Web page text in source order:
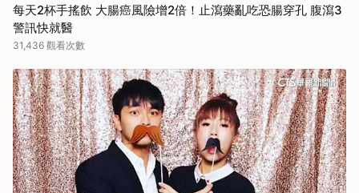
每天2杯手搖飲 大腸癌風險增2倍！止瀉藥亂吃恐腸穿孔 腹瀉3
警訊快就醫
31,436 觀看次數